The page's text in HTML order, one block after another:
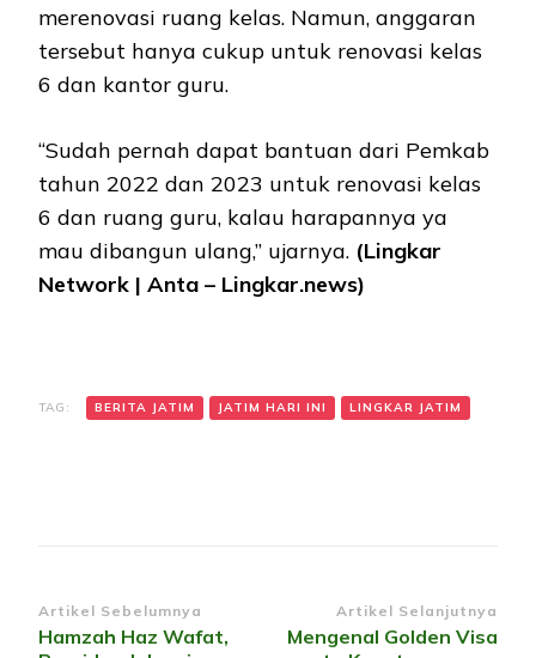
merenovasi ruang kelas. Namun, anggaran
tersebut hanya cukup untuk renovasi kelas
6 dan kantor guru.
“Sudah pernah dapat bantuan dari Pemkab
tahun 2022 dan 2023 untuk renovasi kelas
6 dan ruang guru, kalau harapannya ya
mau dibangun ulang,” ujarnya. (Lingkar
Network | Anta – Lingkar.news)
TAG: BERITA JATIM JATIM HARI INI LINGKAR JATIM
Navigasi
Artikel Sebelumnya
Hamzah Haz Wafat,
Artikel Selanjutnya
Mengenal Golden Visa